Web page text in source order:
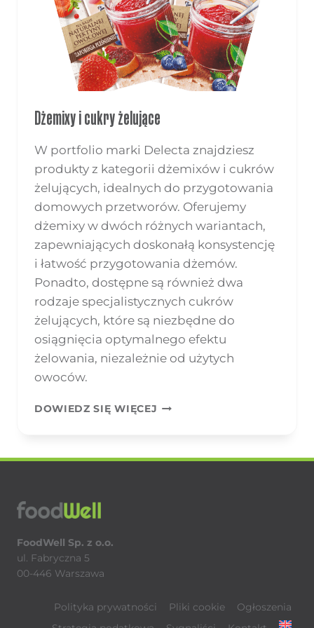
Dżemixy i cukry żelujące
W portfolio marki Delecta znajdziesz
produkty z kategorii dżemixów i cukrów
żelujących, idealnych do przygotowania
domowych przetworów. Oferujemy
dżemixy w dwóch różnych wariantach,
zapewniających doskonałą konsystencję
i łatwość przygotowania dżemów.
Ponadto, dostępne są również dwa
rodzaje specjalistycznych cukrów
żelujących, które są niezbędne do
osiągnięcia optymalnego efektu
żelowania, niezależnie od użytych
owoców.
DOWIEDZ SIĘ WIĘCEJ DŻEMIXY
FoodWell Sp. z o.o.
ul. Fabryczna 5
00-446 Warszawa
Polityka prywatności Pliki cookie
Ogłoszenia